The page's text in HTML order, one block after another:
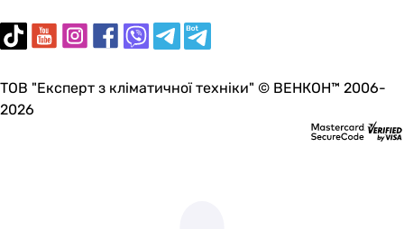
ТОВ "Експерт з кліматичної техніки" © ВЕНКОН™ 2006-
2026